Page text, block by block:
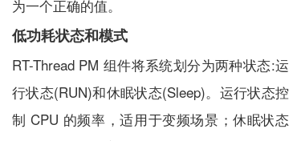
为一个正确的值。
低功耗状态和模式
RT-Thread PM 组件将系统划分为两种状态:运
行状态(RUN)和休眠状态(Sleep)。运行状态控
制 CPU 的频率，适用于变频场景；休眠状态